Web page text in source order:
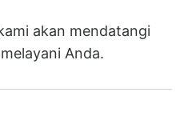
akan mendatangi
Anda.